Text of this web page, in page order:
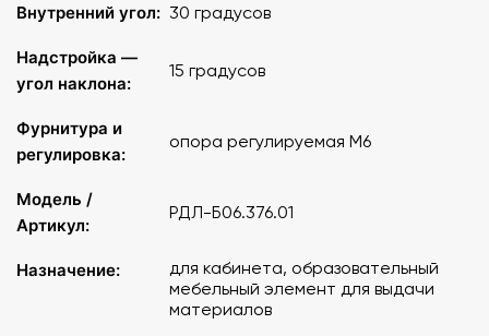
Внутренний угол: 30 градусов
Надстройка —
угол наклона:
15 градусов
Фурнитура и
регулировка:
опора регулируемая М6
Модель /
Артикул:
РДЛ-Б06.376.01
Назначение:
для кабинета, образовательный
мебельный элемент для выдачи
материалов